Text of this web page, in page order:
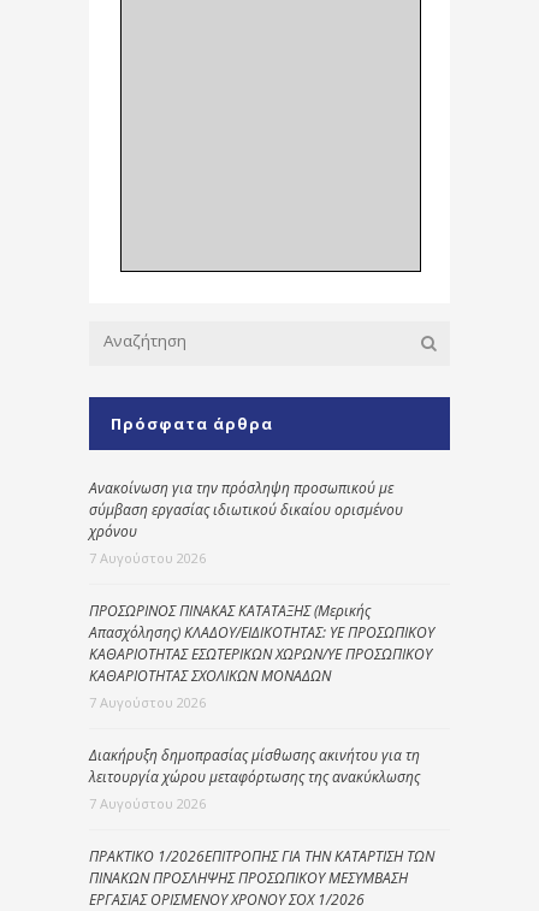
Πρόσφατα άρθρα
Ανακοίνωση για την πρόσληψη προσωπικού με
σύμβαση εργασίας ιδιωτικού δικαίου ορισμένου
χρόνου
7 Αυγούστου 2026
ΠΡΟΣΩΡΙΝΟΣ ΠΙΝΑΚΑΣ ΚΑΤΑΤΑΞΗΣ (Μερικής
Απασχόλησης) ΚΛΑΔΟΥ/ΕΙΔΙΚΟΤΗΤΑΣ: ΥΕ ΠΡΟΣΩΠΙΚΟΥ
ΚΑΘΑΡΙΟΤΗΤΑΣ ΕΣΩΤΕΡΙΚΩΝ ΧΩΡΩΝ/ΥΕ ΠΡΟΣΩΠΙΚΟΥ
ΚΑΘΑΡΙΟΤΗΤΑΣ ΣΧΟΛΙΚΩΝ ΜΟΝΑΔΩΝ
7 Αυγούστου 2026
Διακήρυξη δημοπρασίας μίσθωσης ακινήτου για τη
λειτουργία χώρου μεταφόρτωσης της ανακύκλωσης
7 Αυγούστου 2026
ΠΡΑΚΤΙΚΟ 1/2026ΕΠΙΤΡΟΠΗΣ ΓΙΑ ΤΗΝ ΚΑΤΑΡΤΙΣΗ ΤΩΝ
ΠΙΝΑΚΩΝ ΠΡΟΣΛΗΨΗΣ ΠΡΟΣΩΠΙΚΟΥ ΜΕΣΥΜΒΑΣΗ
ΕΡΓΑΣΙΑΣ ΟΡΙΣΜΕΝΟΥ ΧΡΟΝΟΥ ΣΟΧ 1/2026